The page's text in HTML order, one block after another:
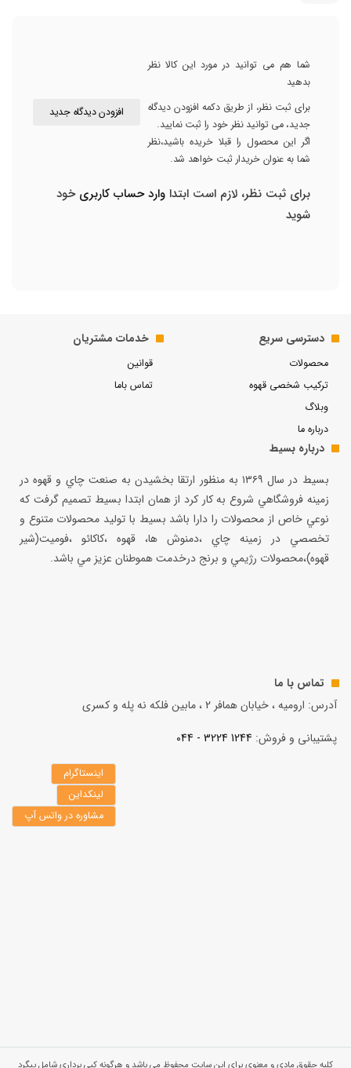
شما هم می توانید در مورد این کالا نظر
بدهید
برای ثبت نظر، از طریق دکمه افزودن دیدگاه
جدید، می توانید نظر خود را ثبت نمایید.
اگر این محصول را قبلا خریده باشید،نظر
شما به عنوان خریدار ثبت خواهد شد.
افزودن دیدگاه جدید
برای ثبت نظر، لازم است ابتدا وارد حساب کاربریخود
شوید
دسترسی سریع
محصولات
ترکیب شخصی قهوه
وبلاگ
درباره ما
خدمات مشتریان
قوانین
تماس باما
درباره بسیط
بسيط در سال ۱۳۶۹ به منظور ارتقا بخشيدن به صنعت چاي و قهوه در
زمينه فروشگاهي شروع به كار كرد از همان ابتدا بسيط تصميم گرفت كه
نوعي خاص از محصولات را دارا باشد بسيط با توليد محصولات متنوع و
تخصصي در زمينه چاي ،دمنوش ها، قهوه ،كاكائو ،فوميت(شير
قهوه)،محصولات رژيمي و برنج درخدمت هموطنان عزيز مي باشد.
تماس با ما
آدرس: ارومیه ، خیابان همافر 2 ، مابين فلكه نه پله و کسری
پشتیبانی و فروش: 1244 3224 - 044
اینستاگرام
لینکداین
مشاوره در واتس آپ
کلیه حقوق مادی و معنوی برای این سایت محفوظ می باشد و هرگونه کپی برداری شامل پیگرد